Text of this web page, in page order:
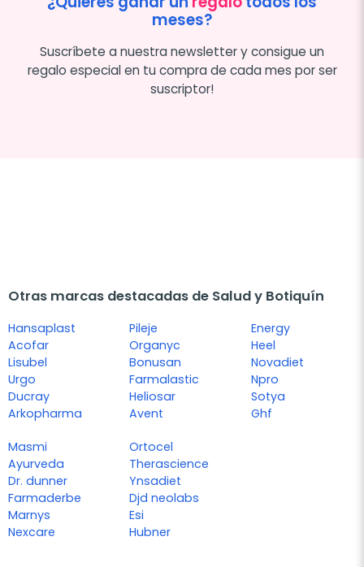
meses?
Suscríbete a nuestra newsletter y consigue un
regalo especial en tu compra de cada mes por ser
suscriptor!
Otras marcas destacadas de Salud y Botiquín
Hansaplast
Acofar
Lisubel
Urgo
Ducray
Arkopharma
Pileje
Organyc
Bonusan
Farmalastic
Heliosar
Avent
Energy
Heel
Novadiet
Npro
Sotya
Ghf
Masmi
Ayurveda
Dr. dunner
Farmaderbe
Marnys
Nexcare
Ortocel
Therascience
Ynsadiet
Djd neolabs
Esi
Hubner